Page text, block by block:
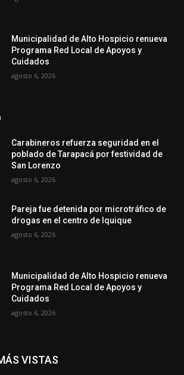
Municipalidad de Alto Hospicio renueva
Programa Red Local de Apoyos y
Cuidados
agosto 6, 2026
Carabineros refuerza seguridad en el
poblado de Tarapacá por festividad de
San Lorenzo
agosto 6, 2026
Pareja fue detenida por microtráfico de
drogas en el centro de Iquique
agosto 6, 2026
Municipalidad de Alto Hospicio renueva
Programa Red Local de Apoyos y
Cuidados
agosto 6, 2026
VISTAS